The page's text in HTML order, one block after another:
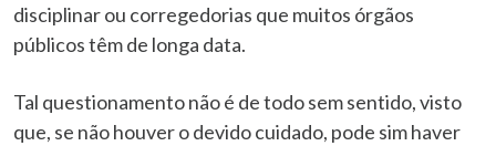
disciplinar ou corregedorias que muitos órgãos
públicos têm de longa data.
Tal questionamento não é de todo sem sentido, visto
que, se não houver o devido cuidado, pode sim haver